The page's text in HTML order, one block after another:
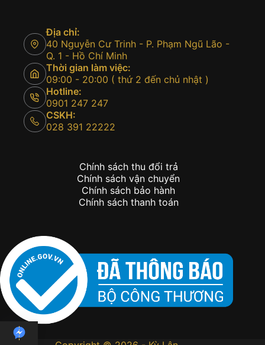
Địa chỉ:
40 Nguyễn Cư Trinh - P. Phạm Ngũ Lão -
Q. 1 - Hồ Chí Minh
Thời gian làm việc:
09:00 - 20:00 ( thứ 2 đến chủ nhật )
Hotline:
0901 247 247
CSKH:
028 391 22222
Chính sách thu đổi trả
Chính sách vận chuyển
Chính sách bảo hành
Chính sách thanh toán